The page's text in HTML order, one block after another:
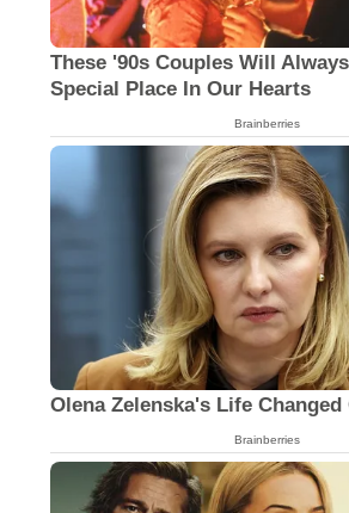
These '90s Couples Will
Special Place In Our Hearts
Brainberries
Olena Zelenska's Life
Brainberries